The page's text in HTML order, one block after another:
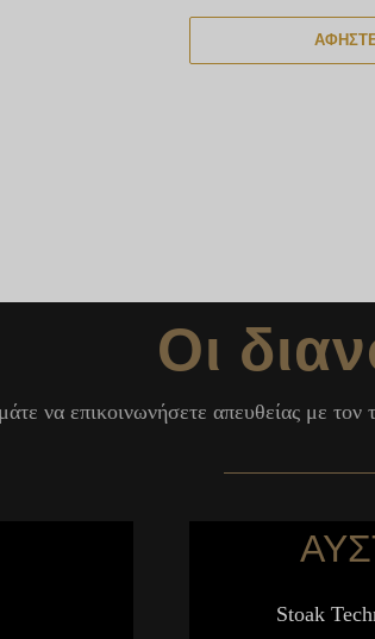
Οι
να επικοινωνήσετε απευθείας με
Stoak